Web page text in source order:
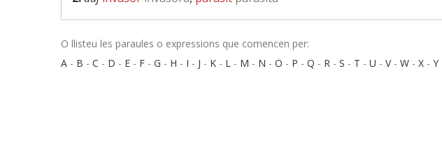
O llisteu les paraules o expressions que comencen per:
A - B - C - D - E - F - G - H - I - J - K - L - M - N - O - P - Q - R - S - T - U - V- W - X - Y